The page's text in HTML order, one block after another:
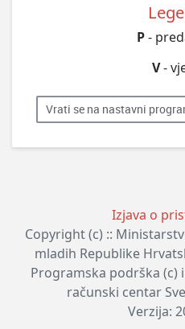
P-
V-
Vrati se na nastavni
Izjava o
Copyright (c) ::
mladih Republike
Programska podrška (c)
računski centar
Verzija: